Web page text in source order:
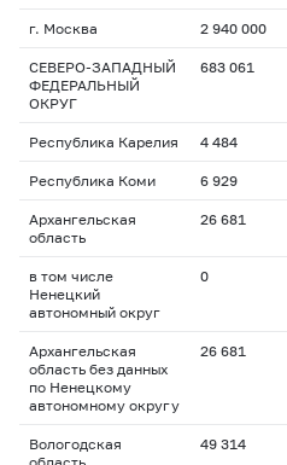
г. Москва 2 940 000
СЕВЕРО-ЗАПАДНЫЙ
ФЕДЕРАЛЬНЫЙ
ОКРУГ
683 061
Республика Карелия 4 484
Республика Коми 6 929
Архангельская
область
26 681
в том числе
Ненецкий
автономный округ
0
Архангельская
область без данных
по Ненецкому
автономному округу
26 681
Вологодская
49 314